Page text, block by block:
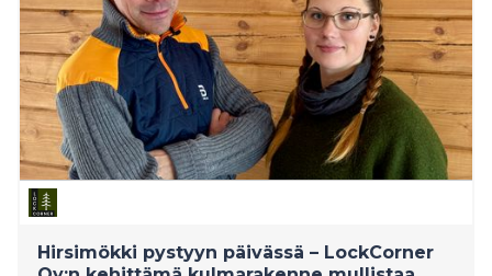
ensimmäistä kertaa hiilihapottomien tölkkituotteiden
valmistuksen.
Hirsimökki pystyyn päivässä – LockCorner